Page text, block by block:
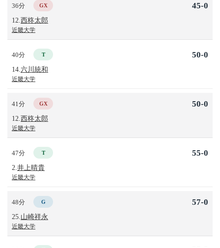
36分 GX
12. 西柊太郎
近畿大学
45-0
40分 T
14. 六川統和
近畿大学
50-0
41分 GX
12. 西柊太郎
近畿大学
50-0
47分 T
2. 井上晴貴
近畿大学
55-0
48分 G
25. 山崎祥永
近畿大学
57-0